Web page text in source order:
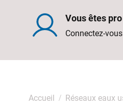
Vous êtes
Connectez-
Accueil Réseaux eaux